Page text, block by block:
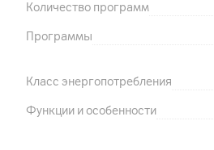
Количество программ
Программы
Класс энергопотребления
Функции и особенности